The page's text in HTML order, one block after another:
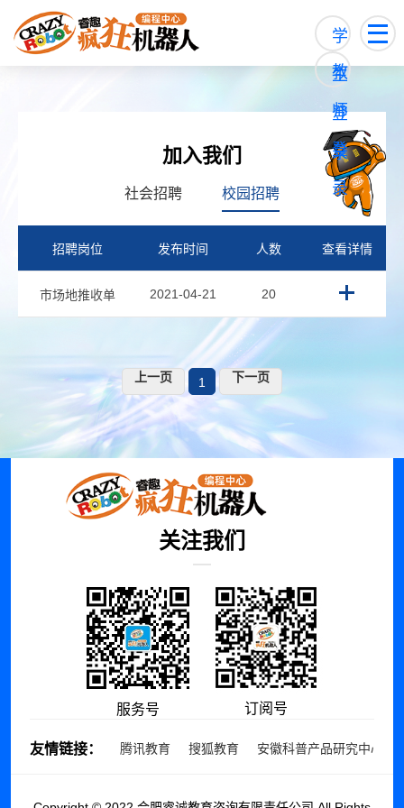
学
生
登
录
教
师
登
录
加入我们
社会招聘 校园招聘
招聘岗位 发布时间 人数 查看详情
市场地推收单 2021-04-21 20
上一页 1 下一页
关注我们
服务号 订阅号
友情链接： 腾讯教育 搜狐教育 安徽科普产品研究中心